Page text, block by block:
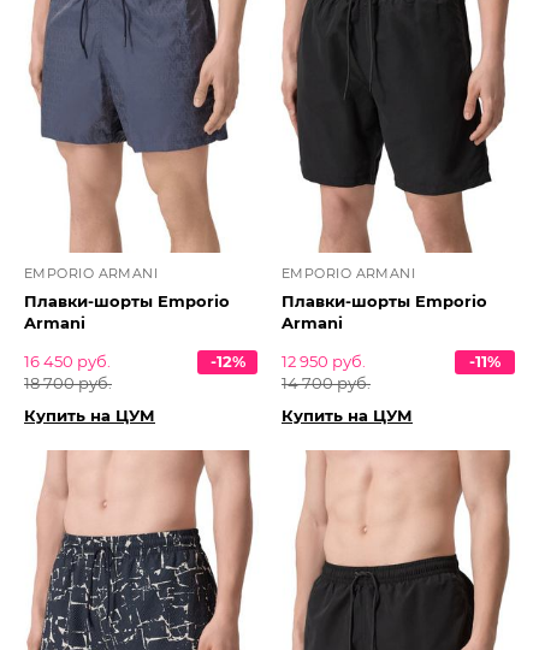
EMPORIO ARMANI
Плавки-шорты Emporio
Armani
16 450 руб.
18 700 руб.
-12%
Купить на ЦУМ
EMPORIO ARMANI
Плавки-шорты Emporio
Armani
12 950 руб.
14 700 руб.
-11%
Купить на ЦУМ